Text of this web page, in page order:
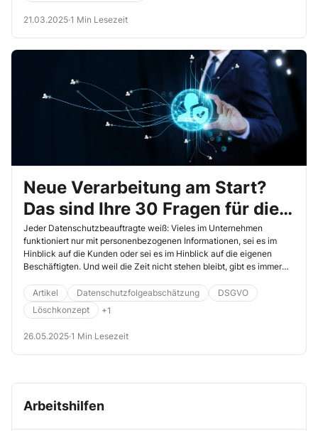
21.03.2025·1 Min Lesezeit
Neue Verarbeitung am Start?
Das sind Ihre 30 Fragen für die
Erstberatung
Jeder Datenschutzbeauftragte weiß: Vieles im Unternehmen
funktioniert nur mit personenbezogenen Informationen, sei es im
Hinblick auf die Kunden oder sei es im Hinblick auf die eigenen
Beschäftigten. Und weil die Zeit nicht stehen bleibt, gibt es immer
Datenschutzbeauftragter gefragt.
Artikel Datenschutzfolgeabschätzung
DSGVO
Löschkonzept
+1
26.05.2025·1 Min Lesezeit
Arbeitshilfen